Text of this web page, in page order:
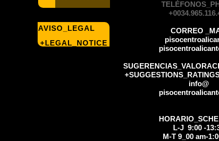
AVISO_LEGAL
+LEGAL_NOTICE
CORREO
info@
L-J 9:00 -
M-T 9_00 am-